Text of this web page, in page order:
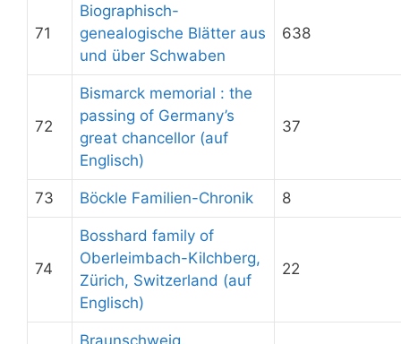
71
Biographisch-
genealogische Blätter aus
und über Schwaben
638
72
Bismarck memorial : the
passing of Germany’s
great chancellor (auf
Englisch)
37
73 Böckle Familien-Chronik 8
74
Bosshard family of
Oberleimbach-Kilchberg,
Zürich, Switzerland (auf
Englisch)
22
Braunschweig,